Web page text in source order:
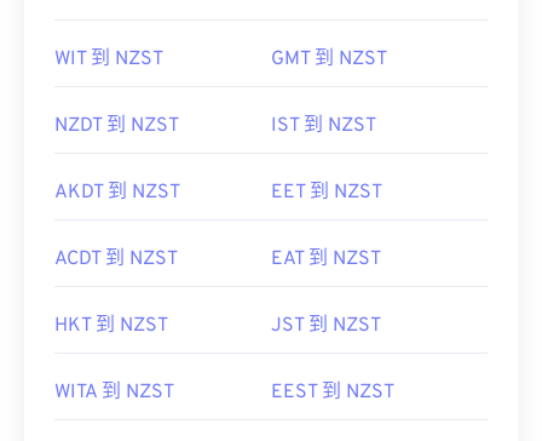
WIT 到 NZST GMT 到 NZST
NZDT 到 NZST IST 到 NZST
AKDT 到 NZST EET 到 NZST
ACDT 到 NZST EAT 到 NZST
HKT 到 NZST JST 到 NZST
WITA 到 NZST EEST 到 NZST